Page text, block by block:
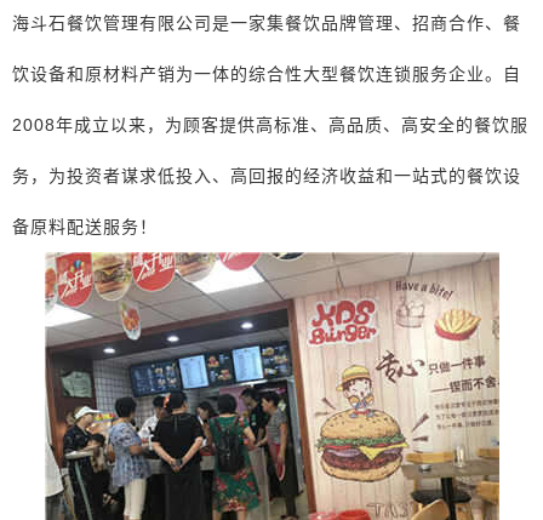
海斗石餐饮管理有限公司是一家集餐饮品牌管理、招商合作、餐
饮设备和原材料产销为一体的综合性大型餐饮连锁服务企业。自
2008年成立以来，为顾客提供高标准、高品质、高安全的餐饮服
务，为投资者谋求低投入、高回报的经济收益和一站式的餐饮设
备原料配送服务！